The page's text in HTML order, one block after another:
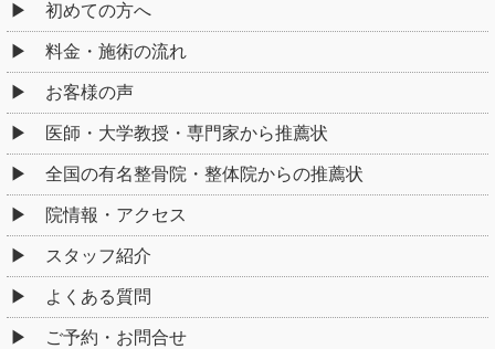
初めての方へ
料金・施術の流れ
お客様の声
医師・大学教授・専門家から推薦状
全国の有名整骨院・整体院からの推薦状
院情報・アクセス
スタッフ紹介
よくある質問
ご予約・お問合せ